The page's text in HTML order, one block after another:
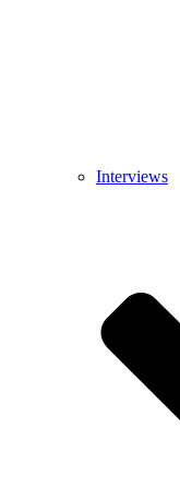
Interviews